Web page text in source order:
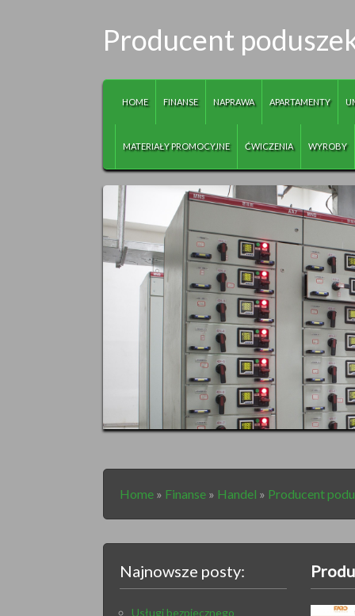
Producent
HOME FINANSE NAPRAWA APARTAMENTY
MATERIAŁY PROMOCYJNE ĆWICZENIA WYROBY
Home » Finanse » Handel » Producent
Najnowsze posty:
Usługi bezpiecznego